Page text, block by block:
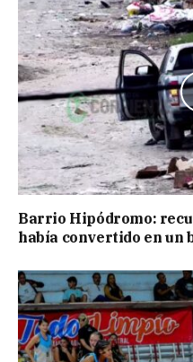
Barrio Hipódromo:
había convertido en un